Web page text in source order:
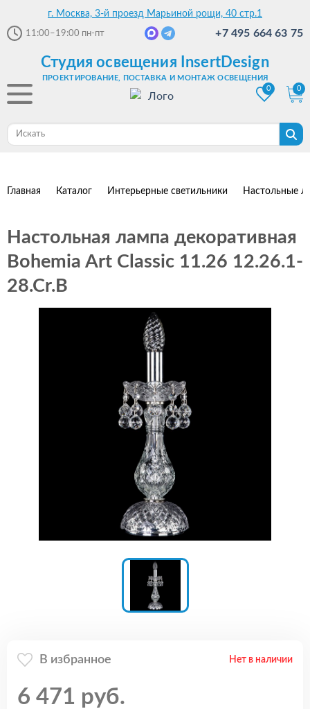
г. Москва, 3-й проезд Марьиной рощи, 40 стр.1
11:00–19:00 пн-пт +7 495 664 63 75
Студия освещения InsertDesign
ПРОЕКТИРОВАНИЕ, ПОСТАВКА И МОНТАЖ ОСВЕЩЕНИЯ
0
0
Главная Каталог Интерьерные светильники Настольные
Настольная лампа декоративная
Bohemia Art Classic 11.26 12.26.1-
28.Cr.B
В избранное Нет в наличии
6 471 руб.